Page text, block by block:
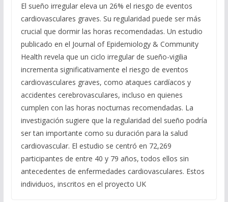
El sueño irregular eleva un 26% el riesgo de eventos
cardiovasculares graves. Su regularidad puede ser más
crucial que dormir las horas recomendadas. Un estudio
publicado en el Journal of Epidemiology & Community
Health revela que un ciclo irregular de sueño-vigilia
incrementa significativamente el riesgo de eventos
cardiovasculares graves, como ataques cardíacos y
accidentes cerebrovasculares, incluso en quienes
cumplen con las horas nocturnas recomendadas. La
investigación sugiere que la regularidad del sueño podría
ser tan importante como su duración para la salud
cardiovascular. El estudio se centró en 72,269
participantes de entre 40 y 79 años, todos ellos sin
antecedentes de enfermedades cardiovasculares. Estos
individuos, inscritos en el proyecto UK